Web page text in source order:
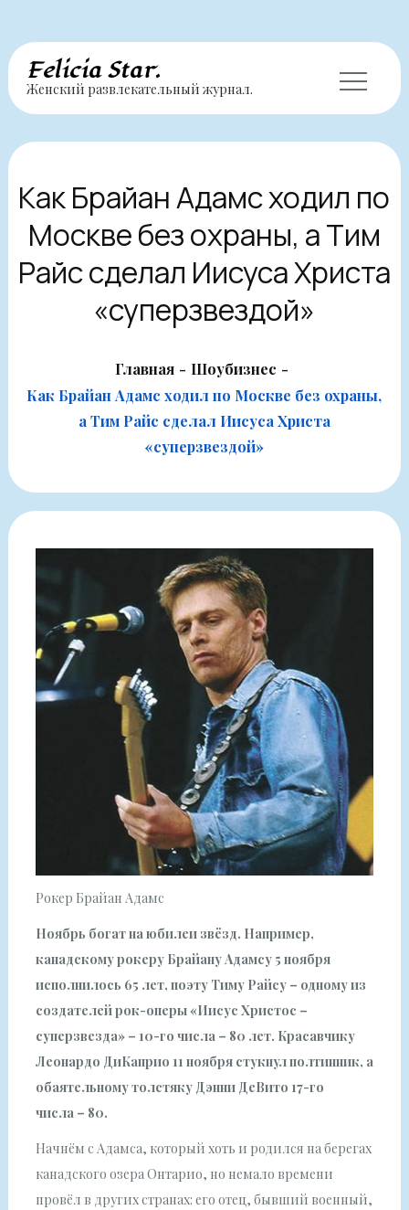
Перейти
содержимому
Felicia Star.
Женский развлекательный журнал.
Как Брайан Адамс ходил по
Москве без охраны, а Тим
Райс сделал Иисуса Христа
«суперзвездой»
Главная
Шоубизнес
Как Брайан Адамс ходил по Москве без охраны,
а Тим Райс сделал Иисуса Христа
«суперзвездой»
Рокер Брайан Адамс
Ноябрь богат на юбилеи звёзд. Например,
канадскому рокеру Брайану Адамсу 5 ноября
исполнилось 65 лет, поэту Тиму Райсу – одному из
создателей рок-оперы «Иисус Христос –
суперзвезда» – 10-го числа – 80 лет. Красавчику
Леонардо ДиКаприо 11 ноября стукнул полтинник, а
обаятельному толстяку Дэнни ДеВито 17-го
числа – 80.
Начнём с Адамса, который хоть и родился на берегах
канадского озера Онтарио, но немало времени
провёл в других странах: его отец, бывший военный,